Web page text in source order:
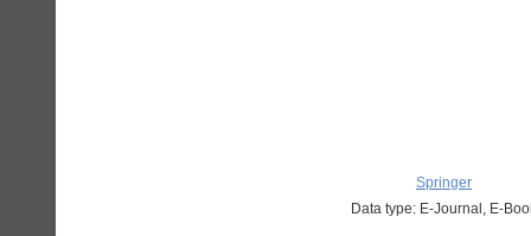
Springer
Data type: E-Journal, E-